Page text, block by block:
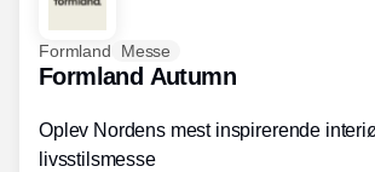
Formland Messe
Formland Autumn
Oplev Nordens mest inspirerende
livsstilsmesse